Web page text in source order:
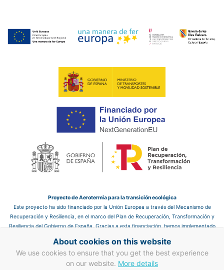
Proyecto de Aerotermia para la transición ecológica
Este proyecto ha sido financiado por la Unión Europea a través del Mecanismo de
Recuperación y Resiliencia, en el marco del Plan de Recuperación, Transformación y
Resiliencia del Gobierno de España. Gracias a esta financiación, hemos implementado
y reducir las emisiones de CO₂, contribuyendo así a un futuro más sostenible.
Proyecto de mejora en eficiencia energética en clima y ACS
About cookies on this website
We use cookies to ensure that you get the best experience
on our website. More details